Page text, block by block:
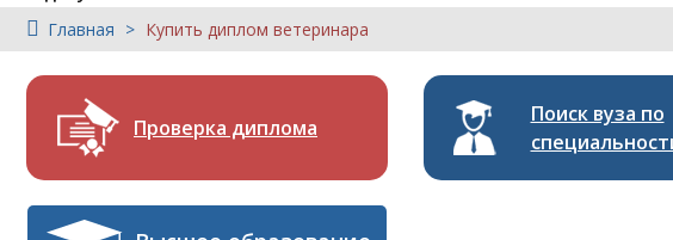
Главная Купить диплом ветеринара
Проверка диплома
Поиск вуза по